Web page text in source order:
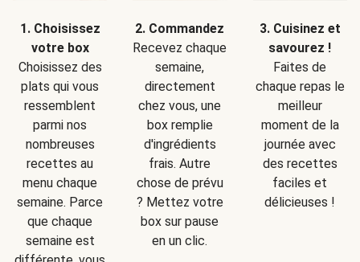
1. Choisissez
votre box
Choisissez des
plats qui vous
ressemblent
parmi nos
nombreuses
recettes au
menu chaque
semaine. Parce
que chaque
semaine est
2. Commandez
Recevez chaque
semaine,
directement
chez vous, une
box remplie
d'ingrédients
frais. Autre
chose de prévu
? Mettez votre
box sur pause
en un clic.
3. Cuisinez et
savourez !
Faites de
chaque repas le
meilleur
moment de la
journée avec
des recettes
faciles et
délicieuses !